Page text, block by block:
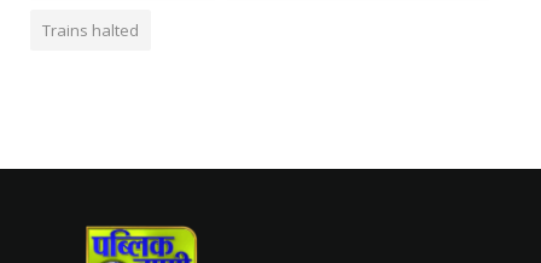
Trains halted